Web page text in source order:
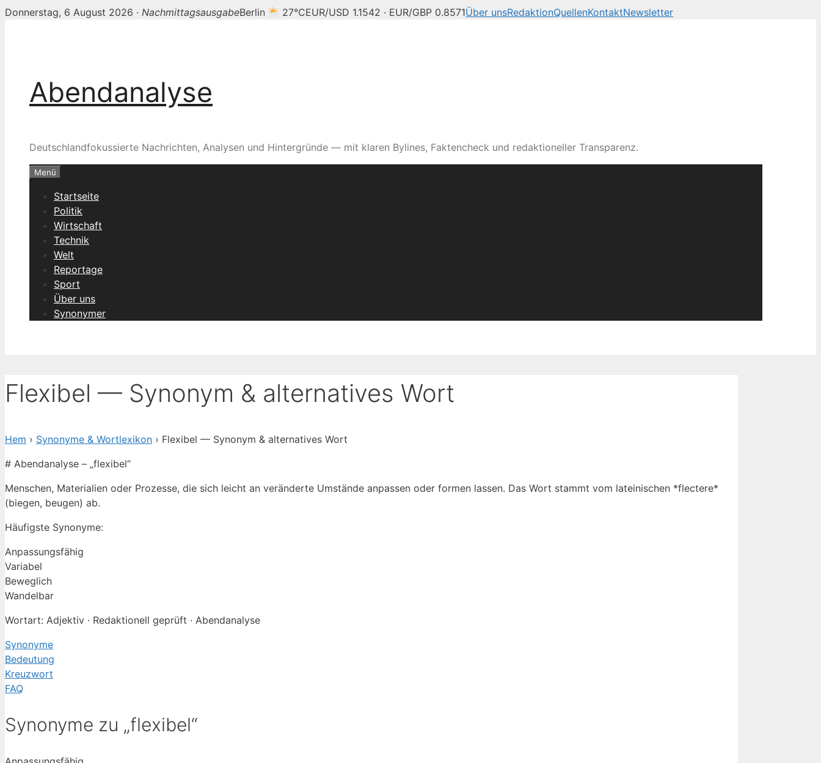
Donnerstag, 6 August 2026 · NachmittagsausgabeBerlin 27°CEUR/USD 1.1542 · EUR/GBP 0.8571Über unsRedaktionQuellenKontaktNewsletter
Abendanalyse
Deutschlandfokussierte Nachrichten, Analysen und Hintergründe — mit klaren Bylines, Faktencheck und redaktioneller Transparenz.
Menü
Startseite
Politik
Wirtschaft
Technik
Welt
Reportage
Sport
Über uns
Synonymer
Flexibel — Synonym & alternatives Wort
Hem › Synonyme & Wortlexikon › Flexibel — Synonym & alternatives Wort
# Abendanalyse – „flexibel“
Menschen, Materialien oder Prozesse, die sich leicht an veränderte Umstände anpassen oder formen lassen. Das Wort stammt vom lateinischen *flectere*
(biegen, beugen) ab.
Häufigste Synonyme:
Anpassungsfähig
Variabel
Beweglich
Wandelbar
Wortart: Adjektiv · Redaktionell geprüft · Abendanalyse
Synonyme
Bedeutung
Kreuzwort
FAQ
Synonyme zu „flexibel“